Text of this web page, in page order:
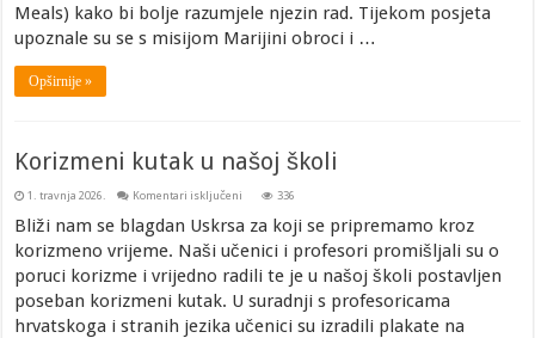
Meals) kako bi bolje razumjele njezin rad. Tijekom posjeta
upoznale su se s misijom Marijini obroci i …
Opširnije »
Korizmeni kutak u našoj školi
1. travnja 2026. Komentari isključeni
kutak
u
našoj
školi
336
Bliži nam se blagdan Uskrsa za koji se pripremamo kroz
korizmeno vrijeme. Naši učenici i profesori promišljali su o
poruci korizme i vrijedno radili te je u našoj školi postavljen
poseban korizmeni kutak. U suradnji s profesoricama
hrvatskoga i stranih jezika učenici su izradili plakate na